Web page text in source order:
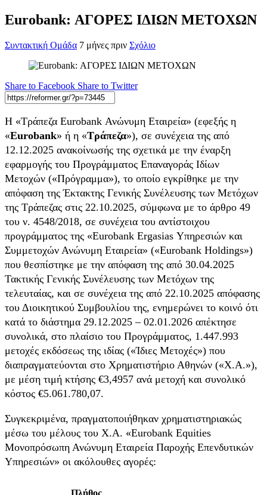
Eurobank: ΑΓΟΡΕΣ ΙΔΙΩΝ ΜΕΤΟΧΩΝ
Συντακτική Ομάδα 7 μήνες πριν Σχόλιο
Share to Facebook Share to Twitter
Η «Τράπεζα Eurobank Ανώνυμη Εταιρεία» (εφεξής η
«Eurobank» ή η «Τράπεζα»), σε συνέχεια της από
12.12.2025 ανακοίνωσής της σχετικά με την έναρξη
εφαρμογής του Προγράμματος Επαναγοράς Ιδίων
Μετοχών («Πρόγραμμα»), το οποίο εγκρίθηκε με την
απόφαση της Έκτακτης Γενικής Συνέλευσης των Μετόχων
της Τράπεζας στις 22.10.2025, σύμφωνα με το άρθρο 49
του ν. 4548/2018, σε συνέχεια του αντίστοιχου
προγράμματος της «Eurobank Ergasias Υπηρεσιών και
Συμμετοχών Ανώνυμη Εταιρεία» («Eurobank Holdings»)
που θεσπίστηκε με την απόφαση της από 30.04.2025
Τακτικής Γενικής Συνέλευσης των Μετόχων της
τελευταίας, και σε συνέχεια της από 22.10.2025 απόφασης
του Διοικητικού Συμβουλίου της, ενημερώνει το κοινό ότι
κατά το διάστημα 29.12.2025 – 02.01.2026 απέκτησε
συνολικά, στο πλαίσιο του Προγράμματος, 1.447.993
μετοχές εκδόσεως της ιδίας («Ίδιες Μετοχές») που
διαπραγματεύονται στο Χρηματιστήριο Αθηνών («Χ.Α.»),
με μέση τιμή κτήσης €3,4957 ανά μετοχή και συνολικό
κόστος €5.061.780,07.
Συγκεκριμένα, πραγματοποιήθηκαν χρηματιστηριακώς
μέσω του μέλους του Χ.Α. «Eurobank Equities
Μονοπρόσωπη Ανώνυμη Εταιρεία Παροχής Επενδυτικών
Υπηρεσιών» οι ακόλουθες αγορές: